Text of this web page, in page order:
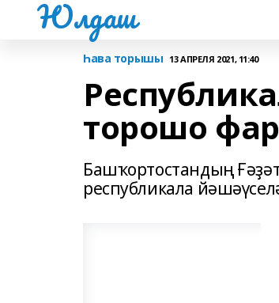
Юлдаш
Һава торышы 13 АПРЕЛЯ 2021, 11:40
торошо
Башҡортостандың
республикала